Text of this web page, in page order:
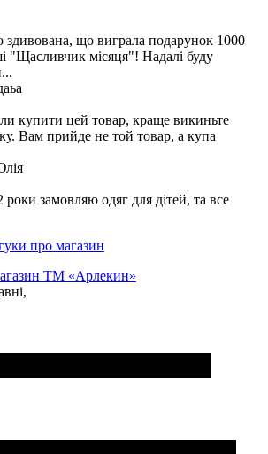
що виграла подарунок 1000
"Щасливчик місяця"! Надалі буду
купити цей товар, краще викиньте
Вам прийде не той товар, а купа
замовляю одяг для дітей, та все
про магазин